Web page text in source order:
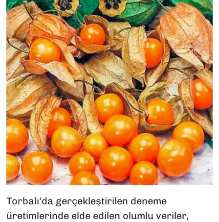
Torbalı’da gerçekleştirilen deneme
üretimlerinde elde edilen olumlu veriler,